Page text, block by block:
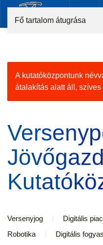
Fő tartalom átugrása
A kutatóközpontunk
átalakítás alatt áll,
Versenyjog Digitális
Robotika
Digitális